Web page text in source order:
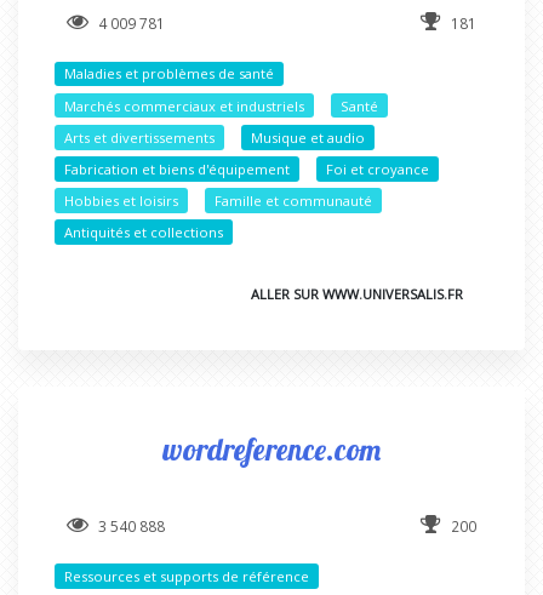
4 009 781 181
Maladies et problèmes de santé
Marchés commerciaux et industriels
Santé
Arts et divertissements
Musique et audio
Fabrication et biens d'équipement
Foi et croyance
Hobbies et loisirs
Famille et communauté
Antiquités et collections
ALLER SUR WWW.UNIVERSALIS.FR
wordreference.com
3 540 888 200
Ressources et supports de référence